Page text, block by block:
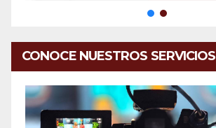
CONOCE NUESTROS SERVICIOS